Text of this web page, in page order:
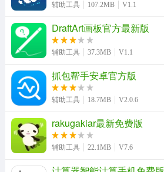
辅助工具 107.2MB V1.1
DraftArt画板官方最新版
辅助工具 37.3MB V1.1
抓包帮手安卓官方版
辅助工具 18.7MB V2.0.6
rakugakiar最新免费版
辅助工具 22.1MB V7.6